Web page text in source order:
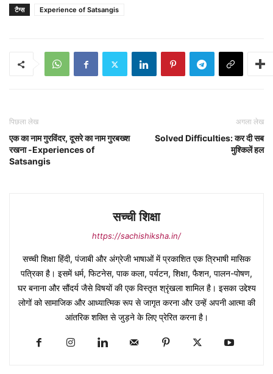
टैग्स Experience of Satsangis
पिछला लेख
एक का नाम गुरविंदर, दूसरे का नाम गुरबख्श
रखना -Experiences of
Satsangis
अगला लेख
Solved Difficulties: कर दी सब
मुश्किलें हल
सच्ची शिक्षा
https://sachishiksha.in/
सच्ची शिक्षा हिंदी, पंजाबी और अंग्रेजी भाषाओं में प्रकाशित एक त्रिभाषी मासिक
पत्रिका है। इसमें धर्म, फिटनेस, पाक कला, पर्यटन, शिक्षा, फैशन, पालन-पोषण,
घर बनाना और सौंदर्य जैसे विषयों की एक विस्तृत श्रृंखला शामिल है। इसका उद्देश्य
लोगों को सामाजिक और आध्यात्मिक रूप से जागृत करना और उन्हें अपनी आत्मा की
आंतरिक शक्ति से जुड़ने के लिए प्रेरित करना है।